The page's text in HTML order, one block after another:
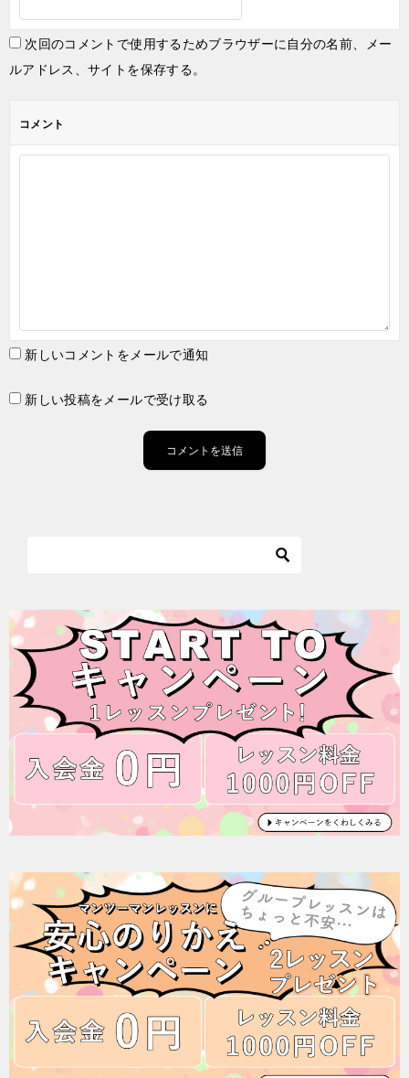
次回のコメントで使用するためブラウザーに自分の名前、メー
ルアドレス、サイトを保存する。
コメント
新しいコメントをメールで通知
新しい投稿をメールで受け取る